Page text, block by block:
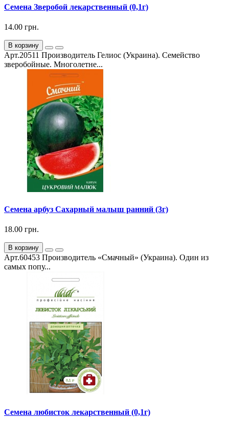
Семена Зверобой лекарственный (0,1г)
14.00 грн.
В корзину
Арт.20511 Производитель Гелиос (Украина). Семейство
зверобойные. Многолетне...
Семена арбуз Сахарный малыш ранний (3г)
18.00 грн.
В корзину
Арт.60453 Производитель «Смачный» (Украина). Один из
самых попу...
Семена любисток лекарственный (0,1г)